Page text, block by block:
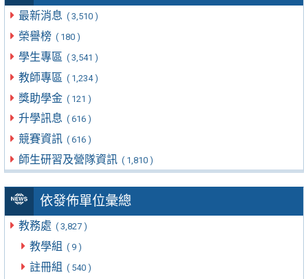
最新消息 ( 3,510 )
榮譽榜 ( 180 )
學生專區 ( 3,541 )
教師專區 ( 1,234 )
獎助學金 ( 121 )
升學訊息 ( 616 )
競賽資訊 ( 616 )
師生研習及營隊資訊 ( 1,810 )
依發佈單位彙總
教務處 ( 3,827 )
教學組 ( 9 )
註冊組 ( 540 )